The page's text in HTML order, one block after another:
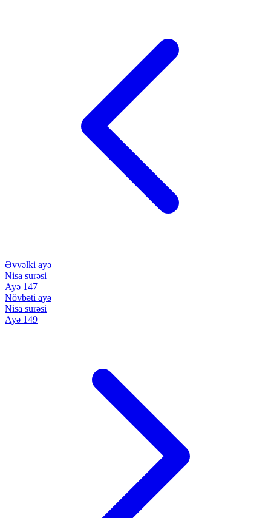
Əvvəlki ayə
Nisa surəsi
Ayə 147
Növbəti ayə
Nisa surəsi
Ayə 149